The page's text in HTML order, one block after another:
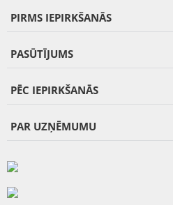
PIRMS IEPIRKŠANĀS
PASŪTĪJUMS
PĒC IEPIRKŠANĀS
PAR UZŅĒMUMU